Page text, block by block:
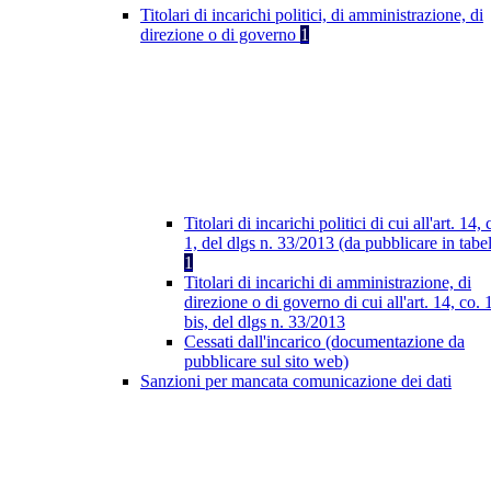
Titolari di incarichi politici, di amministrazione, di
direzione o di governo 1
Titolari di incarichi politici di cui all'art. 14,
1, del dlgs n. 33/2013 (da pubblicare in
1
Titolari di incarichi di amministrazione, di
direzione o di governo di cui all'art. 14, co.
bis, del dlgs n. 33/2013
Cessati dall'incarico (documentazione da
pubblicare sul sito web)
Sanzioni per mancata comunicazione dei dati